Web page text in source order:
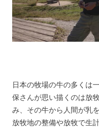
日本の牧場の牛の多くは
保さんが思い描くのは放
み、その牛から人間が乳
放牧地の整備や放牧で生